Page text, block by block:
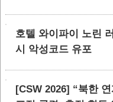
호텔 와이파이 노린
시 악성코드 유포
[CSW 2026] “북한